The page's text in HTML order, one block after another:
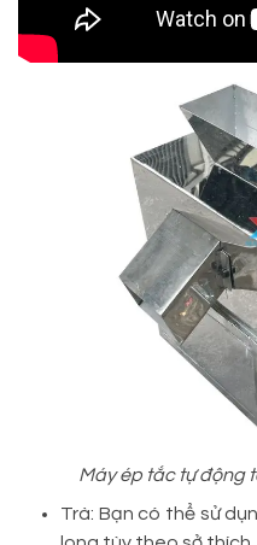
Máy ép tắc tự động
Trà: Bạn có thể sử